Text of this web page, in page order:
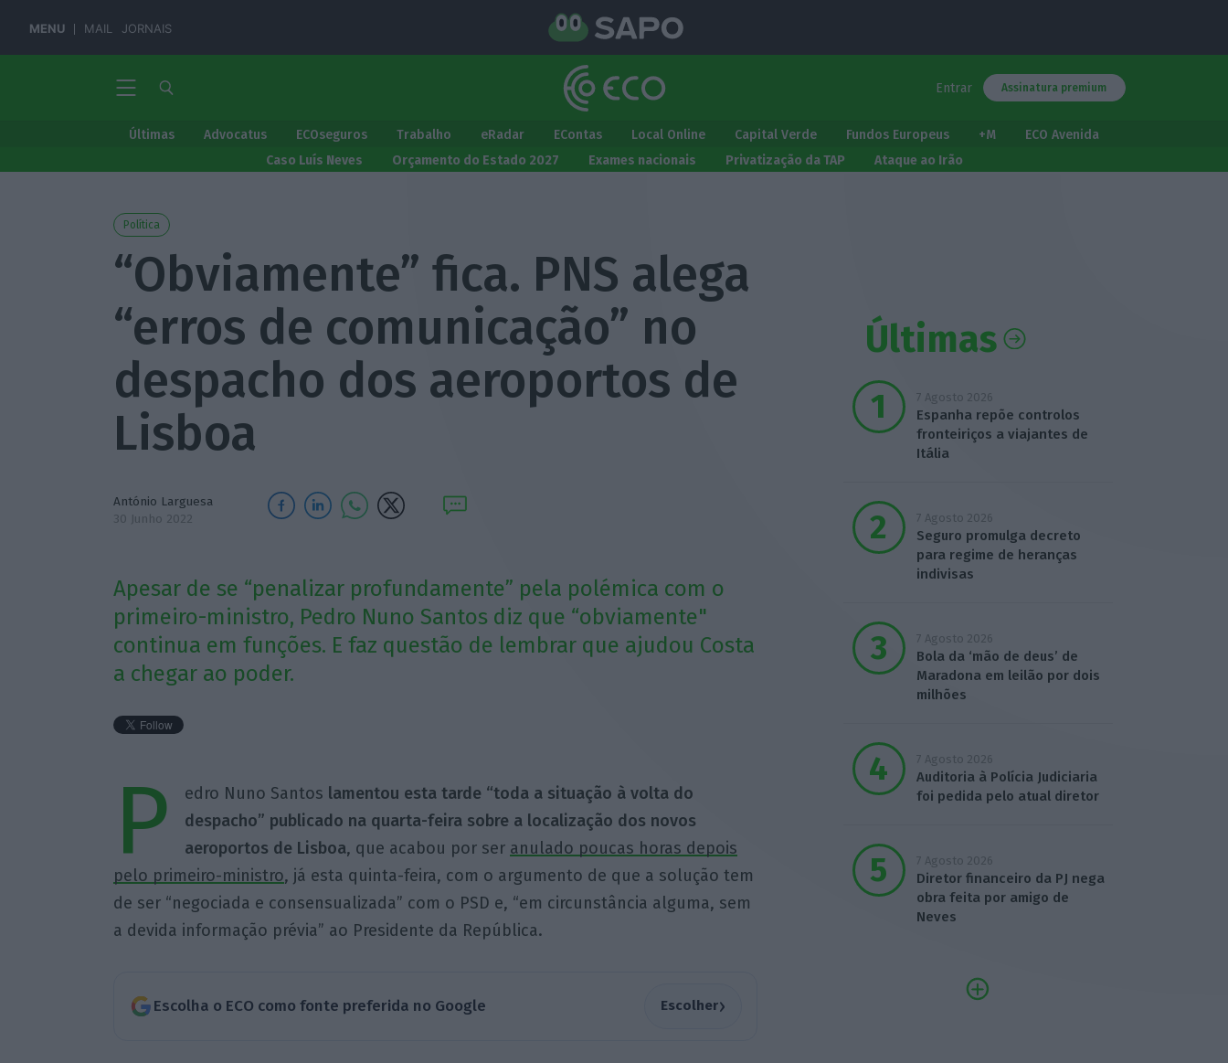
MENU MAIL JORNAIS
Entrar Assinatura premium
Últimas Advocatus ECOseguros Trabalho eRadar EContas Local Online Capital Verde Fundos Europeus +M
ECO Avenida
Caso Luís Neves
Orçamento do Estado 2027 Exames nacionais Privatização da TAP Ataque ao Irão
Política
“Obviamente” fica. PNS alega
“erros de comunicação” no
despacho dos aeroportos de
Lisboa
António Larguesa
30 Junho 2022
Apesar de se “penalizar profundamente” pela polémica com o
primeiro-ministro, Pedro Nuno Santos diz que “obviamente"
continua em funções. E faz questão de lembrar que ajudou Costa
a chegar ao poder.
P edro Nuno Santos lamentou esta tarde “toda a situação à volta do
despacho” publicado na quarta-feira sobre a localização dos novos
aeroportos de Lisboa, que acabou por ser anulado poucas horas depois
pelo primeiro-ministro, já esta quinta-feira, com o argumento de que a solução tem
de ser “negociada e consensualizada” com o PSD e, “em circunstância alguma, sem
a devida informação prévia” ao Presidente da República.
Escolha o ECO como fonte preferida no Google Escolher›
Últimas
7 Agosto 2026
Espanha repõe controlos
fronteiriços a viajantes de
Itália
7 Agosto 2026
Seguro promulga decreto
para regime de heranças
indivisas
7 Agosto 2026
Bola da ‘mão de deus’ de
Maradona em leilão por dois
milhões
7 Agosto 2026
Auditoria à Polícia Judiciaria
foi pedida pelo atual diretor
7 Agosto 2026
Diretor financeiro da PJ nega
obra feita por amigo de
Neves